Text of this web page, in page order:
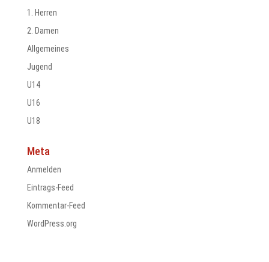
1. Herren
2. Damen
Allgemeines
Jugend
U14
U16
U18
Meta
Anmelden
Eintrags-Feed
Kommentar-Feed
WordPress.org